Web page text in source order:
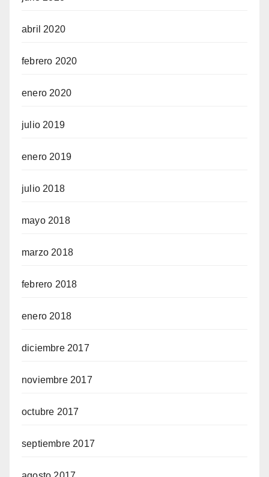
abril 2020
febrero 2020
enero 2020
julio 2019
enero 2019
julio 2018
mayo 2018
marzo 2018
febrero 2018
enero 2018
diciembre 2017
noviembre 2017
octubre 2017
septiembre 2017